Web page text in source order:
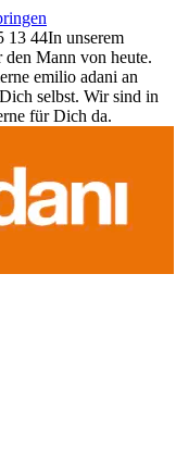
13 44In unserem
Mann von heute.
emilio adani an
selbst. Wir sind in
für Dich da.